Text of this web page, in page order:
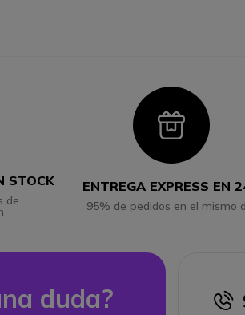
STOCK
de
Icon
ENTREGA EXPRESS EN
95% de pedidos en el mismo
duda?